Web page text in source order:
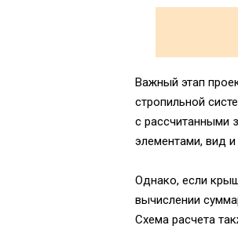
Важный этап
стропильной
с рассчитанными
элементами, вид и
Однако, если
вычислении
Схема расчета